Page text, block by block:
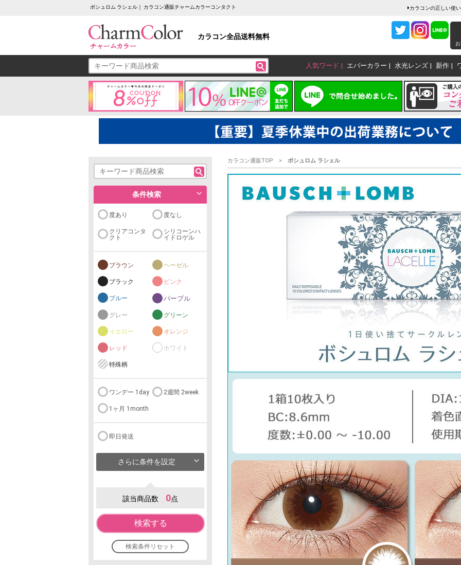
ボシュロム ラシェル｜ カラコン通販チャームカラーコンタクト カラコンの正しい使
カラコン全品送料無料
人気ワード エバーカラー 水光レンズ 新作
条件検索
度あり 度なし
クリアコンタ
クト
シリコーンハ
イドロゲル
ブラウン ヘーゼル
ブラック ピンク
ブルー パープル
グレー グリーン
イエロー オレンジ
レッド ホワイト
特殊柄
ワンデー 1day 2週間 2week
1ヶ月 1month
即日発送
さらに条件を設定
該当商品数 0点
検索する
検索条件リセット
カラコン通販TOP ボシュロム ラシェル